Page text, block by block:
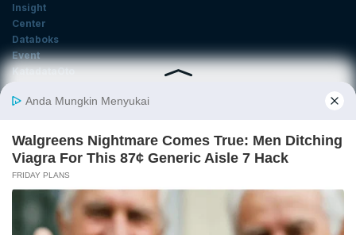
Insight
Center
Databoks
Event
KatadataOto
Email
Daftar